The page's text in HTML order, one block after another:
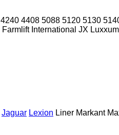
4240 4408 5088 5120 5130
Farmlift International JX Luxxum
Jaguar Lexion Liner Markant